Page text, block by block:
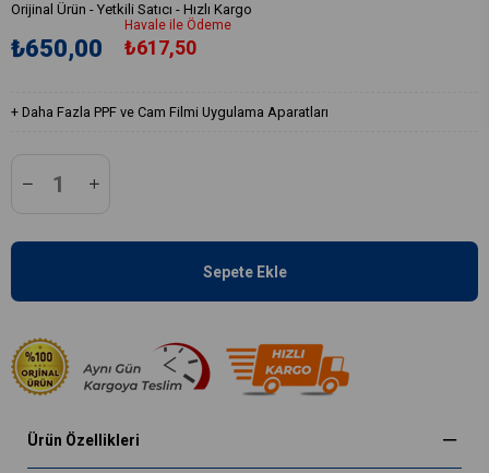
Orijinal Ürün - Yetkili Satıcı - Hızlı Kargo
₺650,00
Havale ile Ödeme
₺617,50
+ Daha Fazla PPF ve Cam Filmi Uygulama Aparatları
Ürün Özellikleri